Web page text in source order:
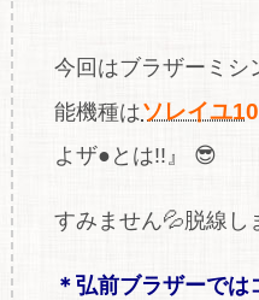
今回はブラザーミシ
能機種はソレイユ
よザ●とは!!』 😎
すみません💦脱線し
＊弘前ブラザーで